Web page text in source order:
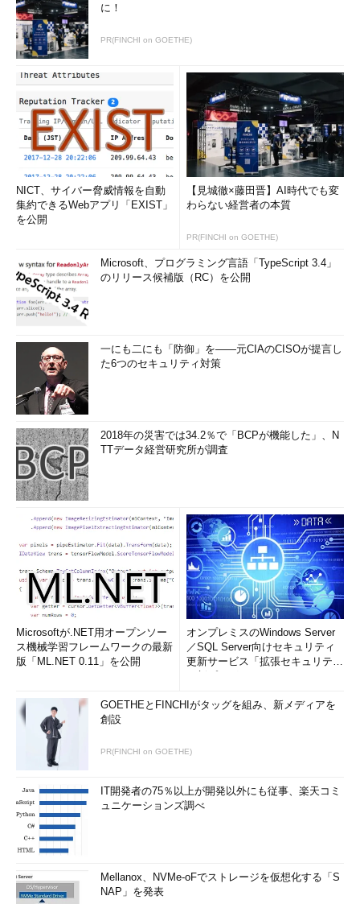
に！
PR(FINCHI on GOETHE)
NICT、サイバー脅威情報を自動
集約できるWebアプリ「EXIST」
を公開
【見城徹×藤田晋】AI時代でも変
わらない経営者の本質
PR(FINCHI on GOETHE)
Microsoft、プログラミング言語「TypeScript 3.4」
のリリース候補版（RC）を公開
一にも二にも「防御」を――元CIAのCISOが提言し
た6つのセキュリティ対策
2018年の災害では34.2％で「BCPが機能した」、N
TTデータ経営研究所が調査
Microsoftが.NET用オープンソー
ス機械学習フレームワークの最新
版「ML.NET 0.11」を公開
オンプレミスのWindows Server
／SQL Server向けセキュリティ
更新サービス「拡張セキュリティ
GOETHEとFINCHIがタッグを組み、新メディアを
創設
PR(FINCHI on GOETHE)
IT開発者の75％以上が開発以外にも従事、楽天コミ
ュニケーションズ調べ
Mellanox、NVMe-oFでストレージを仮想化する「S
NAP」を発表